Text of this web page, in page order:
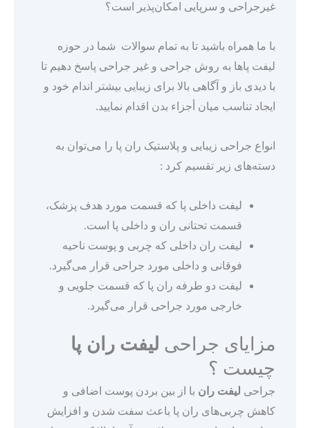
غیرجراحی و سرپایی امکان‌پذیر است؟
با ما همراه باشید تا به تمام سوالات شما در حوزه
لیفت پاها به روش جراحی و غیر جراحی پاسخ دهیم تا
با دیدی باز و آگاهی بالا برای زیبایی بیشتر اندام خود و
ایجاد تناسب میان أجزاء بدن اقدام نمایید.
انواع جراحی زیبایی و پلاستیک ران پا را می‌توان به
دسته‌های زیر تقسیم کرد :
لیفت داخلی پا که قسمت مورد هدف پزشک،
قسمت تحتانی ران و داخلی پا است.
لیفت ران داخلی که چربی و پوست ناحیه
فوقانی و داخلی مورد جراحی قرار می‌گیرد.
لیفت دو طرفه ران پا که قسمت جلویی و
خارجی مورد جراحی قرار می‌گیرد.
مزایای جراحی لیفت ران پا
چیست ؟
جراحی لیفت ران با از بین بردن پوست اضافی و
کاهش چربی‌های ران پا باعث سفت شدن و افزایش